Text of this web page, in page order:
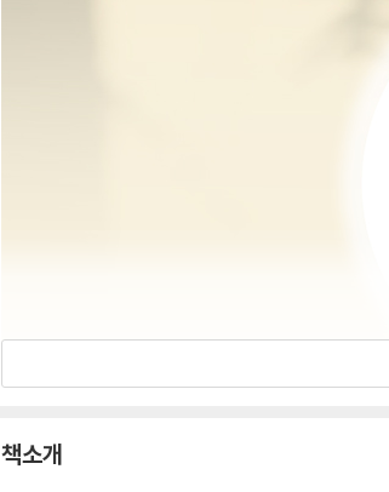
책소개